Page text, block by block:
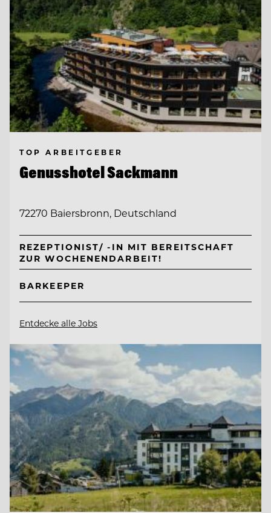
TOP ARBEITGEBER
Genusshotel Sackmann
72270 Baiersbronn, Deutschland
REZEPTIONIST/ -IN MIT BEREITSCHAFT
ZUR WOCHENENDARBEIT!
BARKEEPER
Entdecke alle Jobs